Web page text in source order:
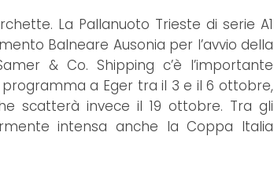
La Pallanuoto Trieste di serie A1
Balneare Ausonia per l’avvio della
& Co. Shipping c’è l’importante
a Eger tra il 3 e il 6 ottobre,
scatterà invece il 19 ottobre. Tra gli
intensa anche la Coppa Italia